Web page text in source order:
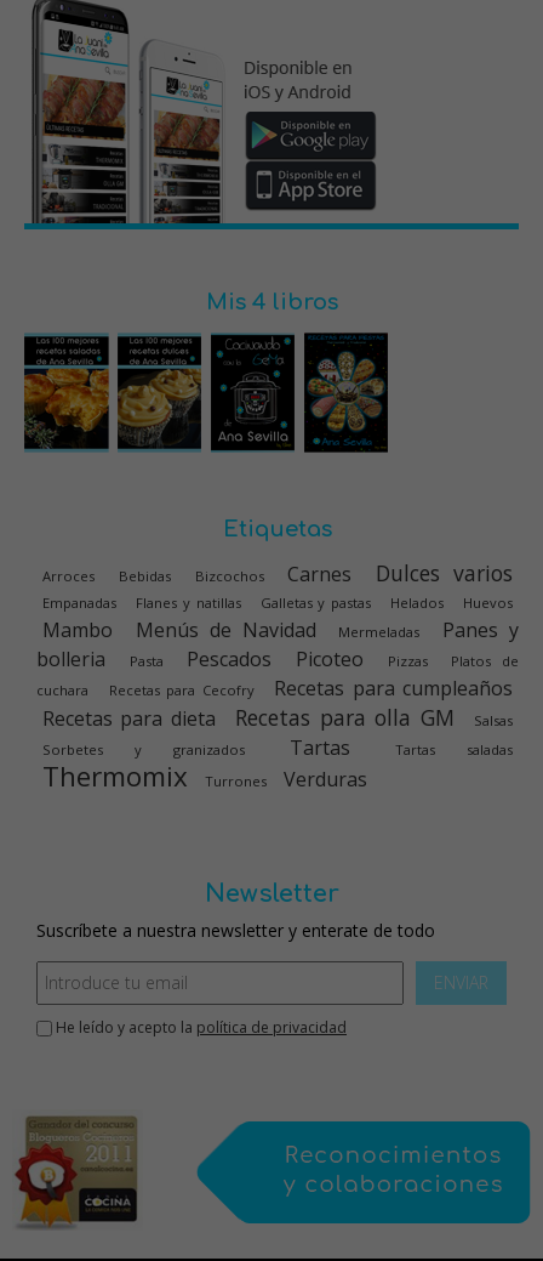
Mis 4 libros
Etiquetas
Arroces Bebidas Bizcochos Carnes Dulces varios
Empanadas Flanes y natillas Galletas y pastas Helados Huevos
Mambo Menús de Navidad Mermeladas
Panes y
bolleria
Pasta Pescados Picoteo Pizzas
Platos de
cuchara
Recetas para Cecofry
Recetas para cumpleaños
Recetas para dieta
Recetas para olla GM
Salsas
Sorbetes y granizados
Tartas Tartas saladas
Thermomix Turrones Verduras
Newsletter
Suscríbete a nuestra newsletter y enterate de todo
ENVIAR
He leído y acepto la política de privacidad